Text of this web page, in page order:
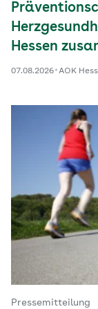
Hessen
07.08.2026 AOK
Pressemitteilung